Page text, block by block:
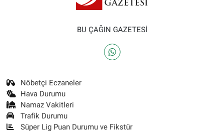
BU ÇAĞIN GAZETESİ
Nöbetçi Eczaneler
Hava Durumu
Namaz Vakitleri
Trafik Durumu
Süper Lig Puan Durumu ve Fikstür